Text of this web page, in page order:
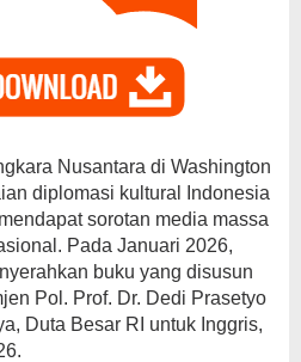
Nusantara di Washington
diplomasi kultural Indonesia
sorotan media massa
Pada Januari 2026,
buku yang disusun
Pol. Prof. Dr. Dedi Prasetyo
Duta Besar RI untuk Inggris,